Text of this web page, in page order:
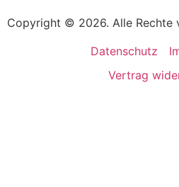
Copyright © 2026. Alle Rechte
Datenschutz
Vertrag